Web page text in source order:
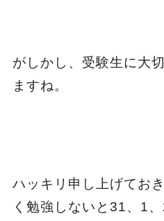
がしかし、受験生に大
ますね。
ハッキリ申し上げてお
く勉強しないと31、1